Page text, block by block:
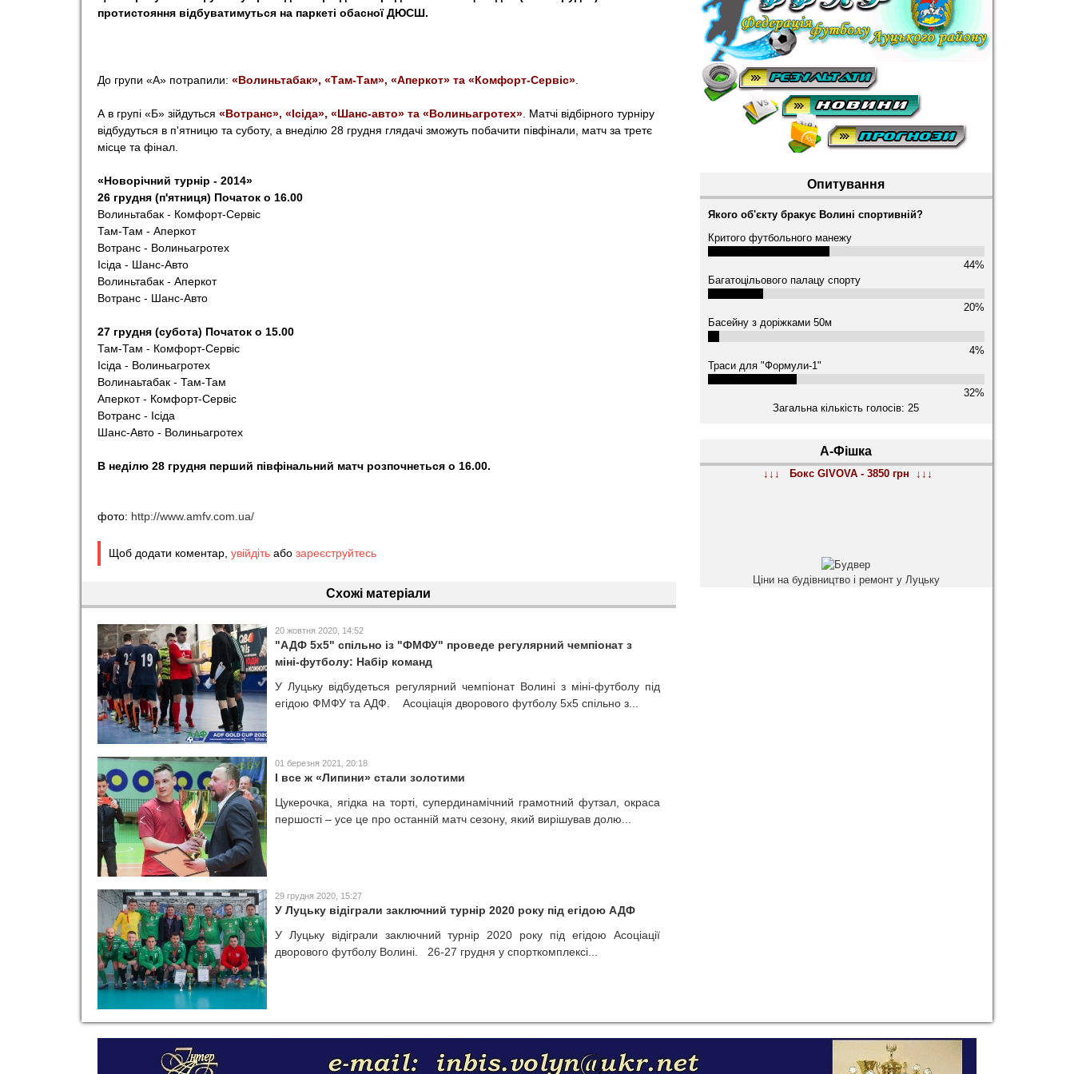
протистояння відбуватимуться на паркеті обасної ДЮСШ.
До групи «А» потрапили: «Волиньтабак», «Там-Там», «Аперкот» та «Комфорт-Сервіс»
А в групі «Б» зійдуться «Вотранс», «Ісіда», «Шанс-авто» та «Волиньагротех» . Матчі відбірного турніру
відбудуться в п'ятницю та суботу, а внеділю 28 грудня глядачі зможуть побачити півфінали, матч за третє
місце та фінал.
«Новорічний турнір - 2014»
26 грудня (п'ятниця) Початок о 16.00
Волиньтабак - Комфорт-Сервіс
Там-Там - Аперкот
Вотранс - Волиньагротех
Ісіда - Шанс-Авто
Волиньтабак - Аперкот
Вотранс - Шанс-Авто
27 грудня (субота) Початок о 15.00
Там-Там - Комфорт-Сервіс
Ісіда - Волиньагротех
Волинаьтабак - Там-Там
Аперкот - Комфорт-Сервіс
Вотранс - Ісіда
Шанс-Авто - Волиньагротех
В неділю 28 грудня перший півфінальний матч розпочнеться о 16.00.
фото: http://www.amfv.com.ua/
Щоб додати коментар, увійдіть або зареєструйтесь
Схожі матеріали
20 жовтня 2020, 14:52
"АДФ 5х5" спільно із "ФМФУ" проведе регулярний чемпіонат з
міні-футболу: Набір команд
У Луцьку відбудеться регулярний чемпіонат Волині з міні-футболу під
егідою ФМФУ та АДФ. Асоціація дворового футболу 5х5 спільно з...
01 березня 2021, 20:18
І все ж «Липини» стали золотими
Цукерочка, ягідка на торті, супердинамічний грамотний футзал, окраса
першості – усе це про останній матч сезону, який вирішував долю...
29 грудня 2020, 15:27
У Луцьку відіграли заключний турнір 2020 року під егідою АДФ
У Луцьку відіграли заключний турнір 2020 року під егідою Асоціації
дворового футболу Волині. 26-27 грудня у спорткомплексі...
Опитування
Якого об'єкту бракує Волині спортивній?
Критого футбольного манежу
44%
Багатоцільового палацу спорту
20%
Басейну з доріжками 50м
4%
Траси для "Формули-1"
32%
Загальна кількість голосів: 25
А-Фішка
↓↓↓ Бокс GIVOVA - 3850 грн ↓↓↓
Ціни на будівництво і ремонт у Луцьку